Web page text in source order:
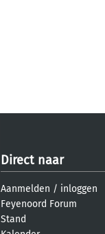
Direct naar
Aanmelden / inloggen
Feyenoord Forum
Stand